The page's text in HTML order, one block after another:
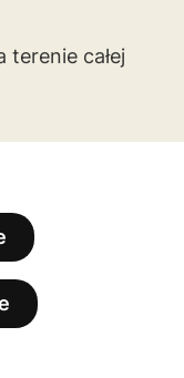
terenie całej